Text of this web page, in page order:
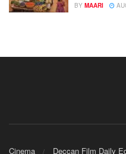
BY MAARI
Cinema Deccan Film Daily